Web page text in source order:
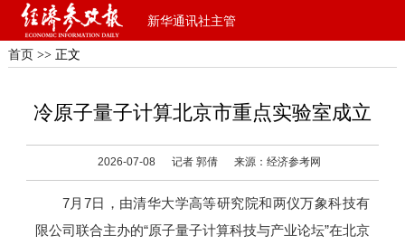
新华通讯社主管
首页 >> 正文
冷原子量子计算北京市重点实验室成立
2026-07-08 记者 郭倩 来源：经济参考网
7月7日，由清华大学高等研究院和两仪万象科技有
限公司联合主办的“原子量子计算科技与产业论坛”在北京